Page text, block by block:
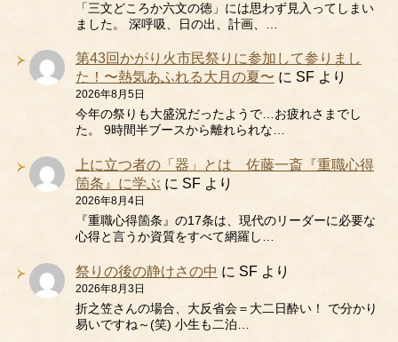
「三文どころか六文の徳」には思わず見入ってしまい
ました。 深呼吸、日の出、計画、…
第43回かがり火市民祭りに参加して参りまし
た！〜熱気あふれる大月の夏〜 に SF より
2026年8月5日
今年の祭りも大盛況だったようで…お疲れさまでし
た。 9時間半ブースから離れられな…
上に立つ者の「器」とは 佐藤一斎『重職心得
箇条』に学ぶ に SF より
2026年8月4日
『重職心得箇条』の17条は、現代のリーダーに必要な
心得と言うか資質をすべて網羅し…
祭りの後の静けさの中 に SF より
2026年8月3日
折之笠さんの場合、大反省会＝大二日酔い！ で分かり
易いですね～(笑) 小生も二泊…